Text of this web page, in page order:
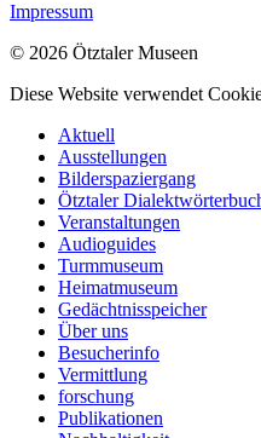
Impressum
© 2026 Ötztaler Museen
Diese Website verwendet
Aktuell
Ausstellungen
Bilderspaziergang
Ötztaler
Veranstaltungen
Audioguides
Turmmuseum
Heimatmuseum
Gedächtnisspeicher
Über uns
Besucherinfo
Vermittlung
forschung
Publikationen